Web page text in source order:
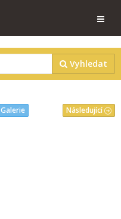
Vyhledat
Následující
Galerie